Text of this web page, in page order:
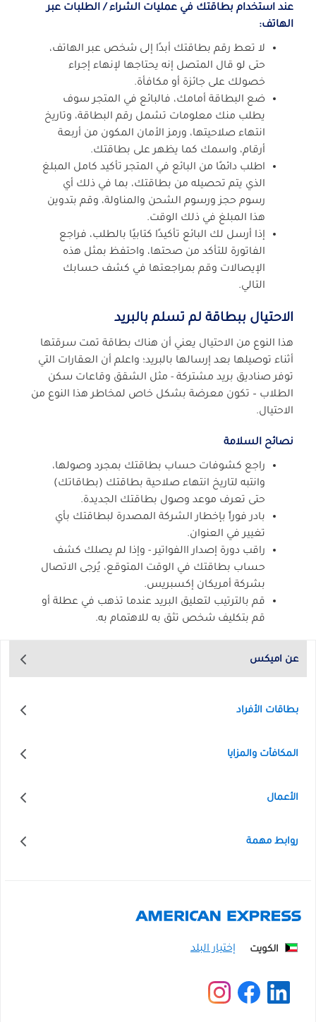
عند استخدام بطاقتك في عمليات الشراء / الطلبات عبر
الهاتف:
لا تعط رقم بطاقتك أبدًا إلى شخص عبر الهاتف،
حتى لو قال المتصل إنه يحتاجها لإنهاء إجراء
خصولك على جائزة أو مكافأة.
ضع البطاقة أمامك، فالبائع في المتجر سوف
يطلب منك معلومات تشمل رقم البطاقة، وتاريخ
انتهاء صلاحيتها، ورمز الأمان المكون من أربعة
أرقام، واسمك كما يظهر على بطاقتك.
اطلب دائمًا من البائع في المتجر تأكيد كامل المبلغ
الذي يتم تحصيله من بطاقتك، بما في ذلك أي
رسوم حجز ورسوم الشحن والمناولة، وقم بتدوين
هذا المبلغ في ذلك الوقت.
إذا أرسل لك البائع تأكيدًا كتابيًا بالطلب، فراجع
الفاتورة للتأكد من صحتها، واحتفظ بمثل هذه
الإيصالات وقم بمراجعتها في كشف حسابك
التالي.
الاحتيال ببطاقة لم تسلم بالبريد
هذا النوع من الاحتيال يعني أن هناك بطاقة تمت سرقتها
أثناء توصيلها بعد إرسالها بالبريد؛ واعلم أن العقارات التي
توفر صناديق بريد مشتركة - مثل الشقق وقاعات سكن
الطلاب – تكون معرضة بشكل خاص لمخاطر هذا النوع من
الاحتيال.
نصائح السلامة
راجع كشوفات حساب بطاقتك بمجرد وصولها،
وانتبه لتاريخ انتهاء صلاحية بطاقتك (بطاقاتك)
حتى تعرف موعد وصول بطاقتك الجديدة.
بادر فوراً بإخطار الشركة المصدرة لبطاقتك بأي
تغيير في العنوان.
راقب دورة إصدار االفواتير - وإذا لم يصلك كشف
حساب بطاقتك في الوقت المتوقع، يُرجى الاتصال
بشركة أمريكان إكسبريس.
قم بالترتيب لتعليق البريد عندما تذهب في عطلة أو
قم بتكليف شخص تثق به للاهتمام به.
عن اميكس
بطاقات الأفراد
المكافأت والمزايا
الأعمال
روابط مهمة
الكويت